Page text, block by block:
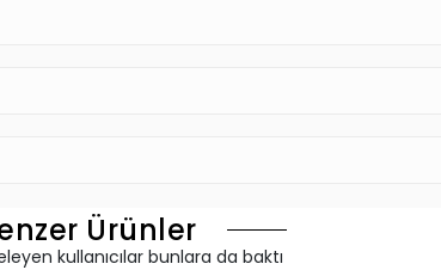
Ürünler
kullanıcılar bunlara da baktı